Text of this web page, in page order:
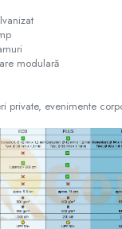
modulară
private, evenimente